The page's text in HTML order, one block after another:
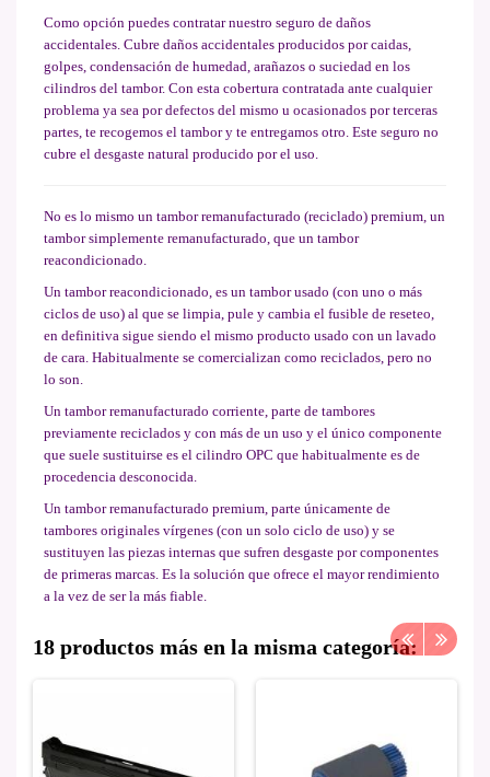
Como opción puedes contratar nuestro seguro de daños
accidentales. Cubre daños accidentales producidos por caidas,
golpes, condensación de humedad, arañazos o suciedad en los
cilindros del tambor. Con esta cobertura contratada ante cualquier
problema ya sea por defectos del mismo u ocasionados por terceras
partes, te recogemos el tambor y te entregamos otro. Este seguro no
cubre el desgaste natural producido por el uso.
No es lo mismo un tambor remanufacturado (reciclado) premium, un
tambor simplemente remanufacturado, que un tambor
reacondicionado.
Un tambor reacondicionado, es un tambor usado (con uno o más
ciclos de uso) al que se limpia, pule y cambia el fusible de reseteo,
en definitiva sigue siendo el mismo producto usado con un lavado
de cara. Habitualmente se comercializan como reciclados, pero no
lo son.
Un tambor remanufacturado corriente, parte de tambores
previamente reciclados y con más de un uso y el único componente
que suele sustituirse es el cilindro OPC que habitualmente es de
procedencia desconocida.
Un tambor remanufacturado premium, parte únicamente de
tambores originales vírgenes (con un solo ciclo de uso) y se
sustituyen las piezas internas que sufren desgaste por componentes
de primeras marcas. Es la solución que ofrece el mayor rendimiento
a la vez de ser la más fiable.
18 productos más en la misma categoría: